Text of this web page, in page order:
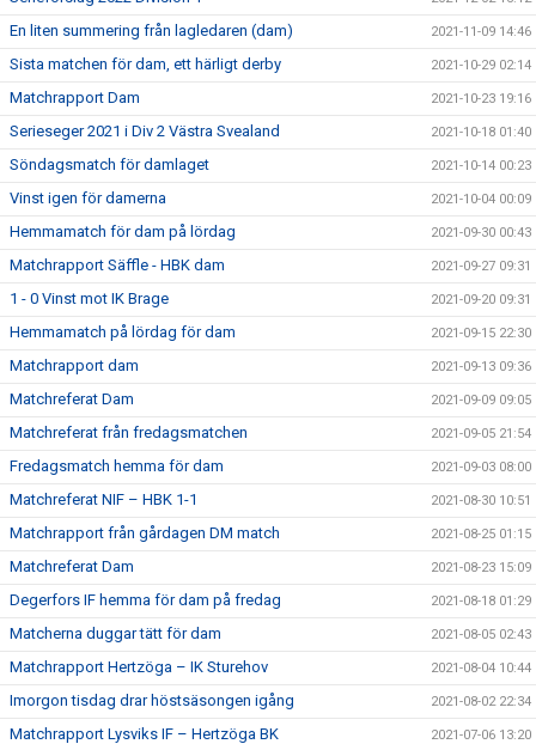
En liten summering från lagledaren (dam) 2021-11-09 14:46
Sista matchen för dam, ett härligt derby 2021-10-29 02:14
Matchrapport Dam 2021-10-23 19:16
Serieseger 2021 i Div 2 Västra Svealand 2021-10-18 01:40
Söndagsmatch för damlaget 2021-10-14 00:23
Vinst igen för damerna 2021-10-04 00:09
Hemmamatch för dam på lördag 2021-09-30 00:43
Matchrapport Säffle - HBK dam 2021-09-27 09:31
1 - 0 Vinst mot IK Brage 2021-09-20 09:31
Hemmamatch på lördag för dam 2021-09-15 22:30
Matchrapport dam 2021-09-13 09:36
Matchreferat Dam 2021-09-09 09:05
Matchreferat från fredagsmatchen 2021-09-05 21:54
Fredagsmatch hemma för dam 2021-09-03 08:00
Matchreferat NIF – HBK 1-1 2021-08-30 10:51
Matchrapport från gårdagen DM match 2021-08-25 01:15
Matchreferat Dam 2021-08-23 15:09
Degerfors IF hemma för dam på fredag 2021-08-18 01:29
Matcherna duggar tätt för dam 2021-08-05 02:43
Matchrapport Hertzöga – IK Sturehov 2021-08-04 10:44
Imorgon tisdag drar höstsäsongen igång 2021-08-02 22:34
Matchrapport Lysviks IF – Hertzöga BK 2021-07-06 13:20